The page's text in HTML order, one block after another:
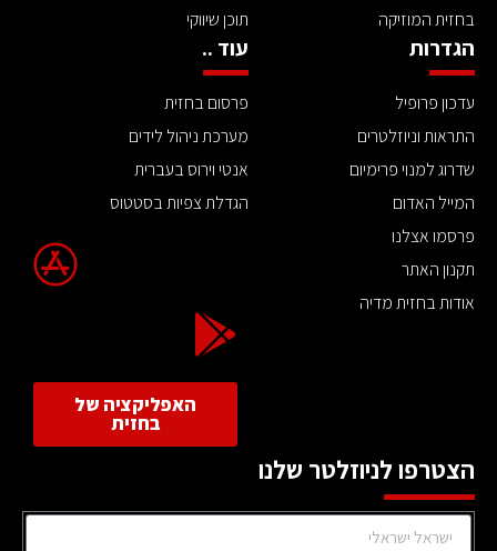
בחזית המוזיקה
תוכן שיווקי
הגדרות
עדכון פרופיל
התראות וניוזלטרים
שדרוג למנוי פרימיום
המייל האדום
פרסמו אצלנו
תקנון האתר
אודות בחזית מדיה
עוד ..
פרסום בחזית
מערכת ניהול לידים
אנטי וירוס בעברית
הגדלת צפיות בסטטוס
האפליקציה של
בחזית
הצטרפו לניוזלטר שלנו